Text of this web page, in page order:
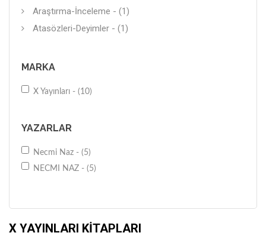
Araştırma-İnceleme - (1)
Atasözleri-Deyimler - (1)
MARKA
X Yayınları - (10)
YAZARLAR
Necmi Naz - (5)
NECMI NAZ - (5)
X YAYINLARI KITAPLARI